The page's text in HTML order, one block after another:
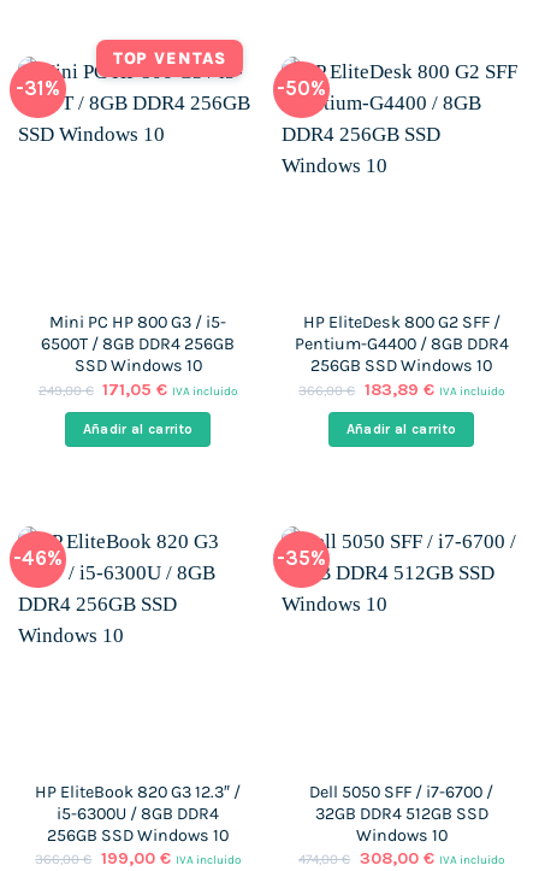
-31%
TOP VENTAS
Mini PC HP 800 G3 / i5-
6500T / 8GB DDR4 256GB
SSD Windows 10
249,00€ El
original
era:
171,05€El
actual
es:
IVA incluido
Añadir al carrito
-50%
HP EliteDesk 800 G2 SFF /
Pentium-G4400 / 8GB DDR4
256GB SSD Windows 10
366,00€ El
original
era:
183,89 €El
actual
es:
IVA incluido
Añadir al carrito
-46%
HP EliteBook 820 G3 12.3″ /
i5-6300U / 8GB DDR4
256GB SSD Windows 10
366,00€ El
199,00 €ElIVA incluido
-35%
Dell 5050 SFF / i7-6700 /
32GB DDR4 512GB SSD
Windows 10
474,00€ El
308,00 €ElIVA incluido